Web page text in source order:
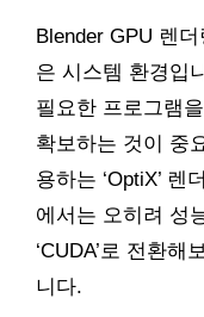
Blender GPU 렌
은 시스템 환경입
필요한 프로그램
확보하는 것이 중
용하는 ‘OptiX’
에서는 오히려 성
‘CUDA’로 전환
니다.